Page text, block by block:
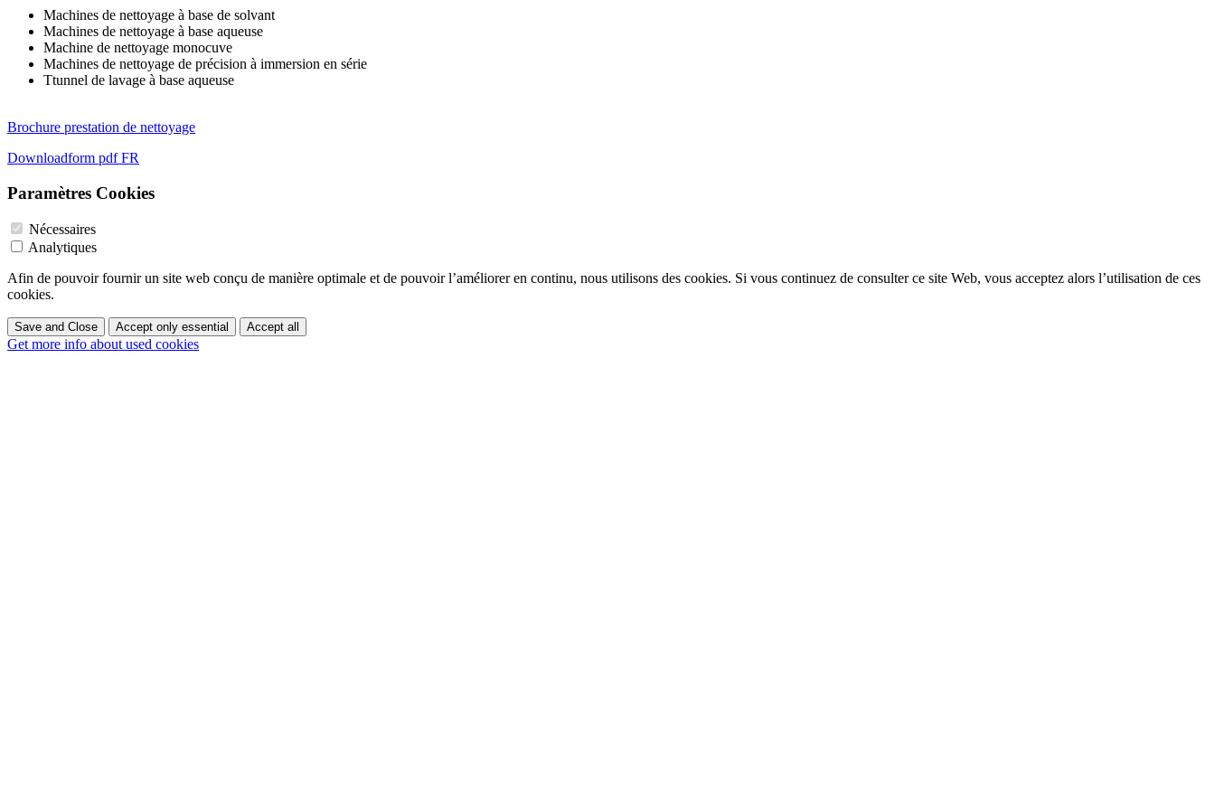
Machines de nettoyage à base de solvant
Machines de nettoyage à base aqueuse
Machine de nettoyage monocuve
Machines de nettoyage de précision à immersion en série
Ttunnel de lavage à base aqueuse
Brochure prestation de nettoyage
Downloadform pdf FR
Paramètres Cookies
Nécessaires
Analytiques
Afin de pouvoir fournir un site web conçu de manière optimale et de pouvoir l’améliorer en continu, nous utilisons des cookies. Si vous continuez de consulter ce site Web, vous acceptez alors l’utilisation de ces
cookies.
Save and Close Accept only essential Accept all
Get more info about used cookies